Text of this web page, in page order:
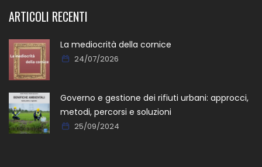
ARTICOLI RECENTI
La mediocrità della cornice
24/07/2026
Governo e gestione dei rifiuti urbani: approcci,
metodi, percorsi e soluzioni
25/09/2024